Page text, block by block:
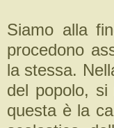
Siamo alla
procedono
la stessa.
del popolo,
questa è la